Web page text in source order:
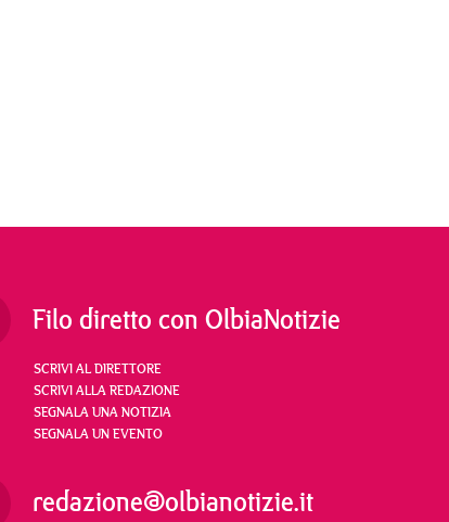
Filo diretto con OlbiaNotizie
SCRIVI AL DIRETTORE
SCRIVI ALLA REDAZIONE
SEGNALA UNA NOTIZIA
SEGNALA UN EVENTO
redazione@olbianotizie.it